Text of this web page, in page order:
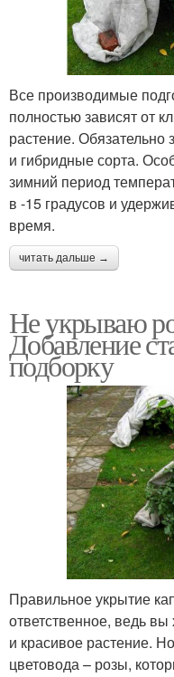
Все производимые
полностью зависят от
растение.
и гибридные сорта.
зимний период
в -15 градусов и
время.
читать дальше →
Не укрываю
Добавление
подборку
Правильное укрытие
ответственное, ведь
и красивое растение.
цветовода – розы,